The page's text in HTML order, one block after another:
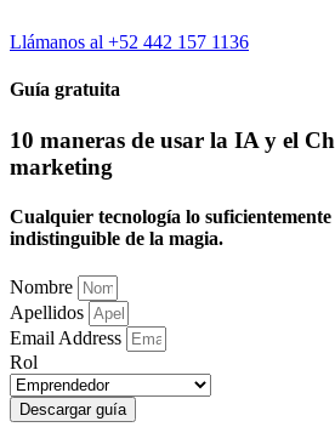
Llámanos al +52 442 157 1136
Guía gratuita
10 maneras de usar la IA y el
marketing
Cualquier tecnología lo suficientemente
indistinguible de la magia.
Nombre
Apellidos
Email Address
Rol
Descargar guía